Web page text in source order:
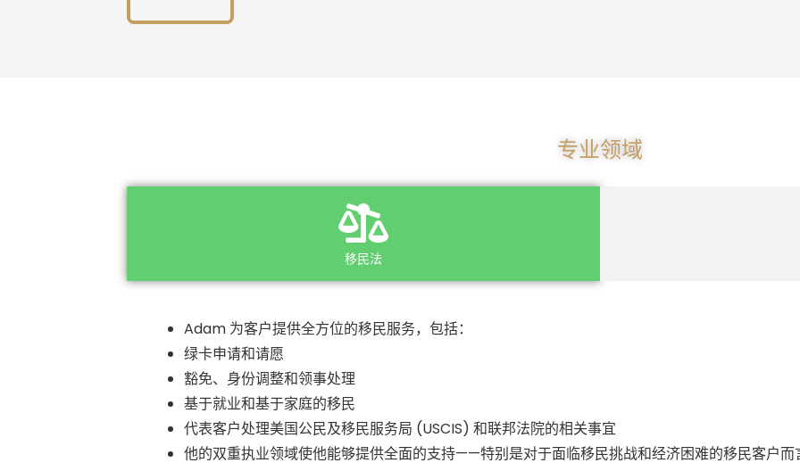
专业领域
移民法
Adam 为客户提供全方位的移民服务，包括：
绿卡申请和请愿
豁免、身份调整和领事处理
基于就业和基于家庭的移民
代表客户处理美国公民及移民服务局 (USCIS) 和联邦法院的相关事宜
他的双重执业领域使他能够提供全面的支持——特别是对于面临移民挑战和经济困难的移民客户而